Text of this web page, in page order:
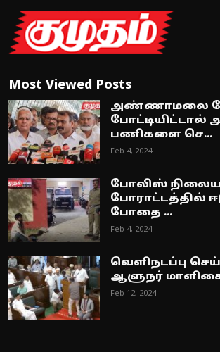
Most Viewed Posts
அண்ணாமலை
போட்டியிட்டால்
பணிகளை செ...
Feb 4, 2024
போலிஸ்
போராட்டத்தில்
போதை ...
Feb 4, 2024
வெளிநடப்பு
ஆளுநர்
Feb 12, 2024